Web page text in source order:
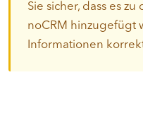
Sie sicher, dass es
noCRM hinzugefügt
Informationen